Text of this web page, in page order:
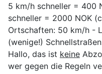
5 km/h schneller = 400
schneller = 2000 NOK
Ortschaften: 50 km/h -
(wenige!)
Hallo, das ist keine
wer gegen die Regeln